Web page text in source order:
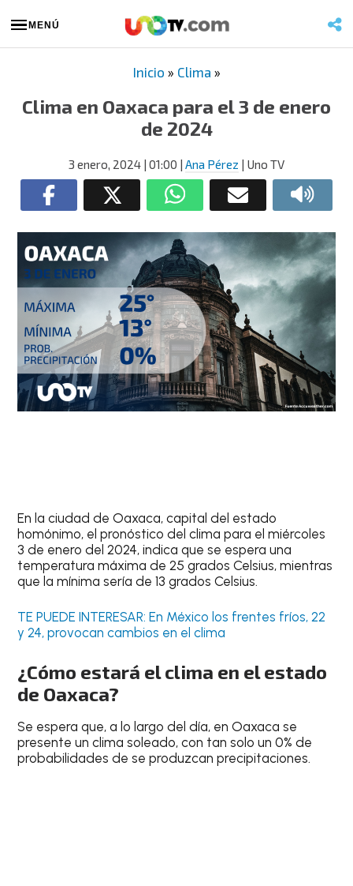
MENÚ
Inicio » Clima »
Clima en Oaxaca para el 3 de enero
de 2024
3 enero, 2024 | 01:00 | Ana Pérez | Uno TV
En la ciudad deOaxaca, capital del estado
homónimo, elpronóstico del clima para elmiércoles
3 de enero del 2024, indica que se espera una
temperatura máxima de 25 grados Celsius, mientras
que la mínima sería de 13 grados Celsius.
TE PUEDE INTERESAR: En México los frentes fríos, 22
y 24, provocan cambios en el clima
¿Cómo estará el clima en el estado
de Oaxaca?
Se espera que, a lo largo del día, en Oaxaca se
presente un clima soleado, con tan solo un0% de
probabilidades de se produzcan precipitaciones.